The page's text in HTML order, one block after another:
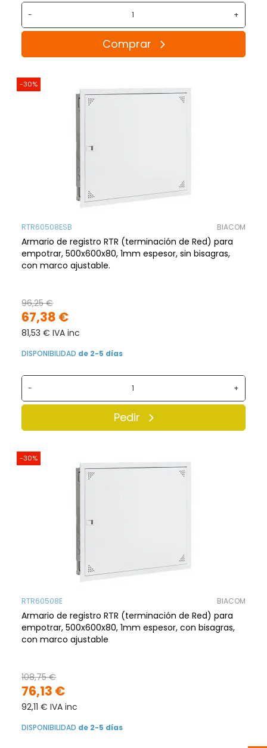
- +
Comprar
-30%
RTR60508ESB BIACOM
Armario de registro RTR (terminación de Red) para
empotrar, 500x600x80, 1mm espesor, sin bisagras,
con marco ajustable.
67,38 €
96,25 €
81,53 € IVA inc
DISPONIBILIDAD de 2-5 días
- +
Pedir
-30%
RTR60508E BIACOM
Armario de registro RTR (terminación de Red) para
empotrar, 500x600x80, 1mm espesor, con bisagras,
con marco ajustable
76,13 €
108,75 €
92,11 € IVA inc
DISPONIBILIDAD de 2-5 días